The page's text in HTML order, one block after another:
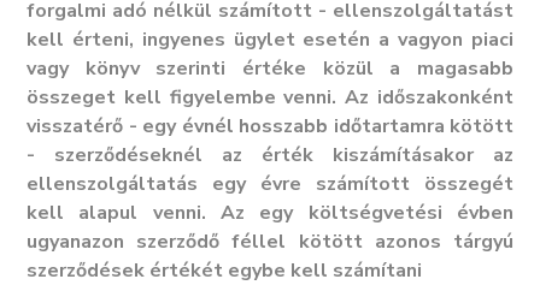
forgalmi adó nélkül számított - ellenszolgáltatást
kell érteni, ingyenes ügylet esetén a vagyon piaci
vagy könyv szerinti értéke közül a magasabb
összeget kell figyelembe venni. Az időszakonként
visszatérő - egy évnél hosszabb időtartamra kötött
- szerződéseknél az érték kiszámításakor az
ellenszolgáltatás egy évre számított összegét
kell alapul venni. Az egy költségvetési évben
ugyanazon szerződő féllel kötött azonos tárgyú
szerződések értékét egybe kell számítani